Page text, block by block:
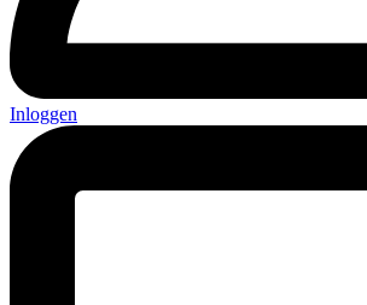
Inloggen